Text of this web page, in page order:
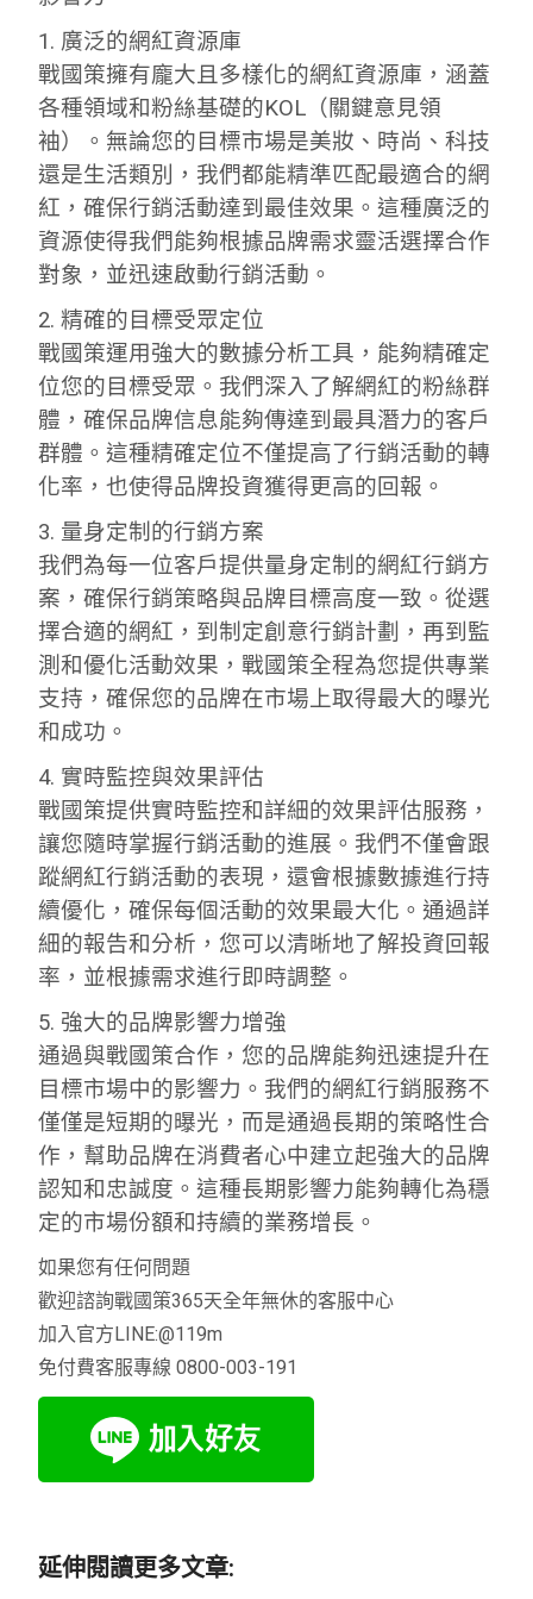
1. 廣泛的網紅資源庫
戰國策擁有龐大且多樣化的網紅資源庫，涵蓋
各種領域和粉絲基礎的KOL（關鍵意見領
袖）。無論您的目標市場是美妝、時尚、科技
還是生活類別，我們都能精準匹配最適合的網
紅，確保行銷活動達到最佳效果。這種廣泛的
資源使得我們能夠根據品牌需求靈活選擇合作
對象，並迅速啟動行銷活動。
2. 精確的目標受眾定位
戰國策運用強大的數據分析工具，能夠精確定
位您的目標受眾。我們深入了解網紅的粉絲群
體，確保品牌信息能夠傳達到最具潛力的客戶
群體。這種精確定位不僅提高了行銷活動的轉
化率，也使得品牌投資獲得更高的回報。
3. 量身定制的行銷方案
我們為每一位客戶提供量身定制的網紅行銷方
案，確保行銷策略與品牌目標高度一致。從選
擇合適的網紅，到制定創意行銷計劃，再到監
測和優化活動效果，戰國策全程為您提供專業
支持，確保您的品牌在市場上取得最大的曝光
和成功。
4. 實時監控與效果評估
戰國策提供實時監控和詳細的效果評估服務，
讓您隨時掌握行銷活動的進展。我們不僅會跟
蹤網紅行銷活動的表現，還會根據數據進行持
續優化，確保每個活動的效果最大化。通過詳
細的報告和分析，您可以清晰地了解投資回報
率，並根據需求進行即時調整。
5. 強大的品牌影響力增強
通過與戰國策合作，您的品牌能夠迅速提升在
目標市場中的影響力。我們的網紅行銷服務不
僅僅是短期的曝光，而是通過長期的策略性合
作，幫助品牌在消費者心中建立起強大的品牌
認知和忠誠度。這種長期影響力能夠轉化為穩
定的市場份額和持續的業務增長。
如果您有任何問題
歡迎諮詢戰國策365天全年無休的客服中心
加入官方LINE:@119m
免付費客服專線 0800-003-191
延伸閱讀更多文章: